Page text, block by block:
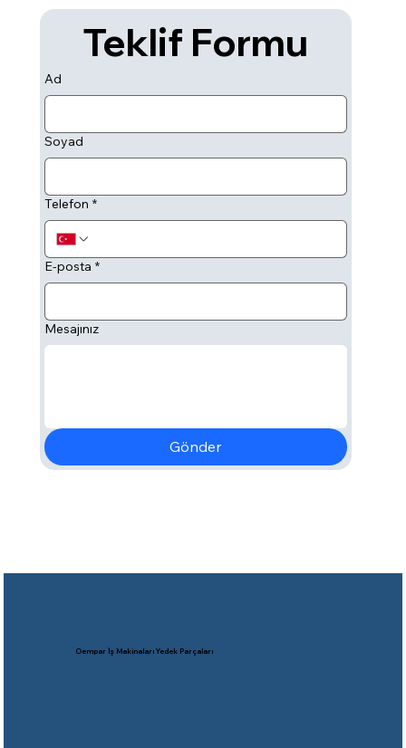
Teklif Formu
Ad
Soyad
Telefon *
E-posta *
Mesajınız
Gönder
Oempar İş Makinaları Yedek Parçaları